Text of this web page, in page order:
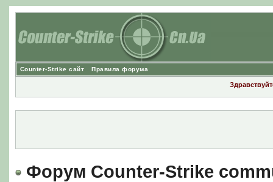
Counter-Strike сайт Правила форума
Форум Counter-Strike